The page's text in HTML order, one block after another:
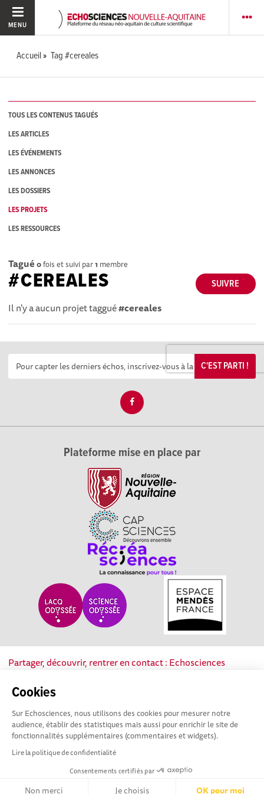
Cookies
Sur Echosciences, nous utilisons des cookies pour mesurer notre
audience, établir des statistiques mais aussi pour enrichir le site de
fonctionnalités supplémentaires (commentaires et widgets).
Lire la politique de confidentialité
Consentements certifiés par
Non merci Je choisis OK pour moi
MENU
Accueil Tag #cereales
TOUS LES CONTENUS TAGUÉS
LES ARTICLES
LES ÉVÉNEMENTS
LES ANNONCES
LES DOSSIERS
LES PROJETS
LES RESSOURCES
Tagué 0fois et suivi par1 membre
SUIVRE
#CEREALES
Il n'y a aucun projet taggué#cereales
C'EST PARTI !
Plateforme mise en place par
Partager, découvrir, rentrer en contact : Echosciences
culture scientifique, technique et industrielle de la région.
Mentions légales|Politique de confidentialité|CGU
|Ligne éditoriale